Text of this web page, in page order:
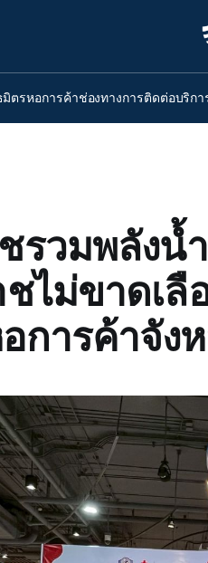
ตรหอการค้าช่องทางการติดต่อบริกา
รวมพลังน้
ชไม่ขาดเ
การค้าจัง